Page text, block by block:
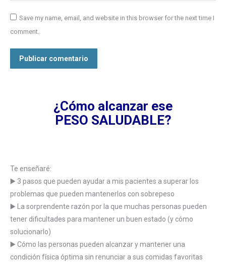
Save my name, email, and website in this browser for the next time I
comment.
Publicar comentario
¿Cómo alcanzar ese
PESO SALUDABLE?
Te enseñaré:
▶️ 3 pasos que pueden ayudar a mis pacientes a superar los
problemas que pueden mantenerlos con sobrepeso
▶️ La sorprendente razón por la que muchas personas pueden
tener dificultades para mantener un buen estado (y cómo
solucionarlo)
▶️ Cómo las personas pueden alcanzar y mantener una
condición física óptima sin renunciar a sus comidas favoritas